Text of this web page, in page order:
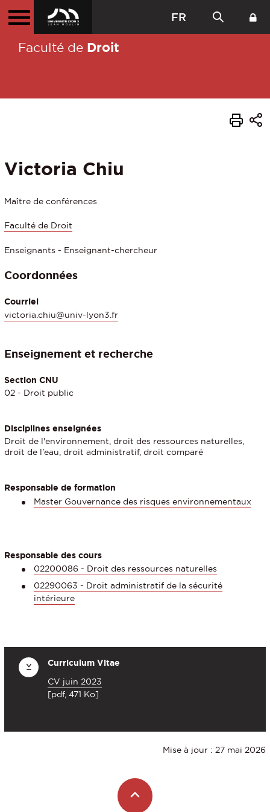
FR
Faculté de Droit
Victoria Chiu
Maître de conférences
Faculté de Droit
Enseignants - Enseignant-chercheur
Coordonnées
Courriel
victoria.chiu@univ-lyon3.fr
Enseignement et recherche
Section CNU
02 - Droit public
Disciplines enseignées
Droit de l'environnement, droit des ressources naturelles,
droit de l'eau, droit administratif, droit comparé
Responsable de formation
Master Gouvernance des risques environnementaux
Responsable des cours
02200086 - Droit des ressources naturelles
02290063 - Droit administratif de la sécurité
intérieure
Curriculum Vitae
CV juin 2023
[pdf, 471 Ko]
Mise à jour : 27 mai 2026